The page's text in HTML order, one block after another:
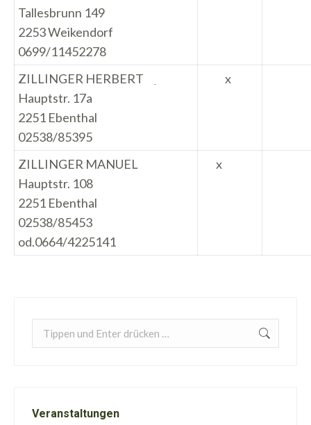
Tallesbrunn 149
2253 Weikendorf
0699/11452278
ZILLINGER HERBERT
Hauptstr. 17a
2251 Ebenthal
02538/85395
x
ZILLINGER MANUEL
Hauptstr. 108
2251 Ebenthal
02538/85453
od.0664/4225141
x
Search:
Veranstaltungen